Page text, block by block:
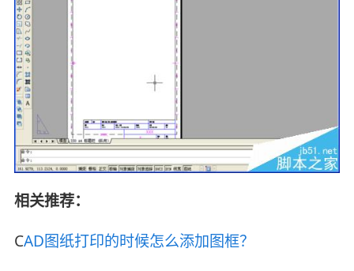
相关推荐：
CAD图纸打印的时候怎么添加图框？